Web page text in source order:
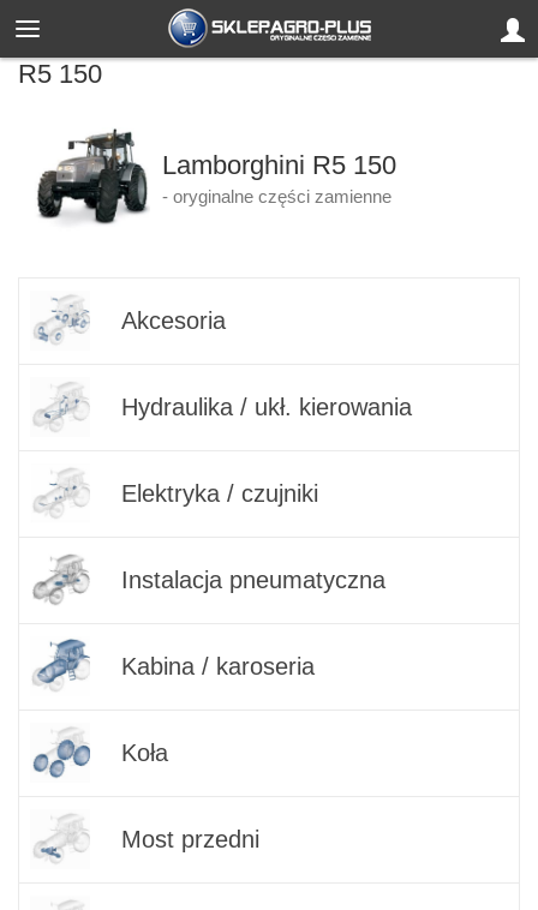
R5 150
Lamborghini R5 150
- oryginalne części zamienne
Akcesoria
Hydraulika / ukł. kierowania
Elektryka / czujniki
Instalacja pneumatyczna
Kabina / karoseria
Koła
Most przedni